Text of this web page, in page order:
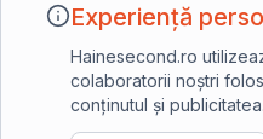
©2023 Hainesecond.ro
Experiență
Hainesecond.ro
colaboratorii noștri
conținutul și publicitatea.